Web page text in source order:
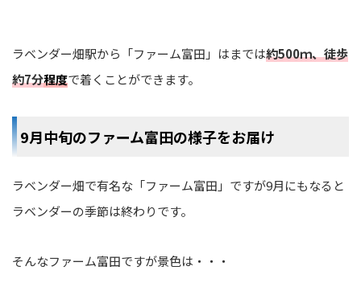
ラベンダー畑駅から「ファーム富田」はまでは約500ｍ、徒歩
約7分程度で着くことができます。
9月中旬のファーム富田の様子をお届け
ラベンダー畑で有名な「ファーム富田」ですが9月にもなると
ラベンダーの季節は終わりです。
そんなファーム富田ですが景色は・・・